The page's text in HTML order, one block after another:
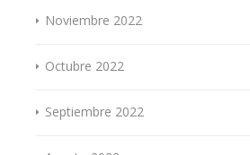
Noviembre 2022
Octubre 2022
Septiembre 2022